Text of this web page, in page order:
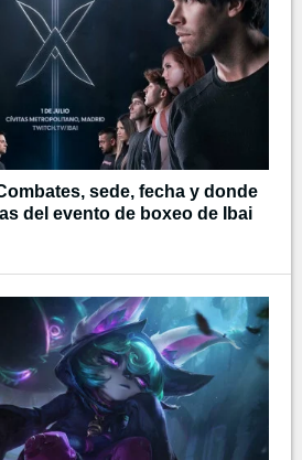
sede, fecha y donde
del evento de boxeo de Ibai